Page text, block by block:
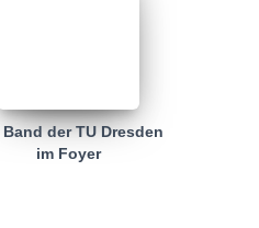
der TU Dresden
im Foyer